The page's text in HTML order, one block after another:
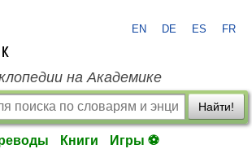
EN DE ES FR
на Академике
Найти!
Книги Игры ⚽